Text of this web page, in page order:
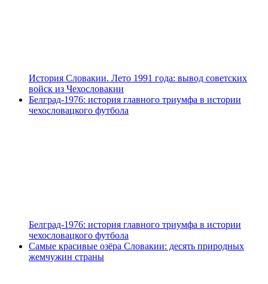
История Словакии. Лето 1991 года: вывод советских
войск из Чехословакии
Белград-1976: история главного триумфа в истории
чехословацкого футбола
Белград-1976: история главного триумфа в истории
чехословацкого футбола
Самые красивые озёра Словакии: десять природных
жемчужин страны